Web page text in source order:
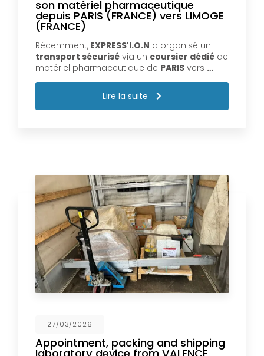
son matériel pharmaceutique
depuis PARIS (FRANCE) vers LIMOGE
(FRANCE)
Récemment, EXPRESS'I.O.N a organisé un
transport sécurisé via un coursier dédié de
matériel pharmaceutique de PARIS vers …
Lire la suite
27/03/2026
Appointment, packing and shipping